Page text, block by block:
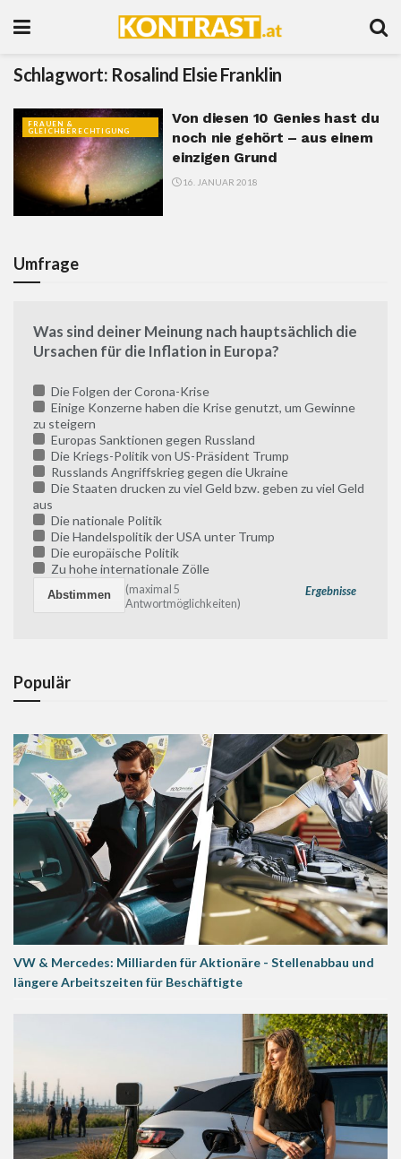
Schlagwort: Rosalind Elsie Franklin
FRAUEN &
GLEICHBERECHTIGUNG
Von diesen 10 Genies hast du
noch nie gehört – aus einem
einzigen Grund
16. JANUAR 2018
Umfrage
Was sind deiner Meinung nach hauptsächlich die
Ursachen für die Inflation in Europa?
Die Folgen der Corona-Krise
Einige Konzerne haben die Krise genutzt, um Gewinne
zu steigern
Europas Sanktionen gegen Russland
Die Kriegs-Politik von US-Präsident Trump
Russlands Angriffskrieg gegen die Ukraine
Die Staaten drucken zu viel Geld bzw. geben zu viel Geld
aus
Die nationale Politik
Die Handelspolitik der USA unter Trump
Die europäische Politik
Zu hohe internationale Zölle
Ergebnisse
(maximal 5
Antwortmöglichkeiten)
Populär
VW & Mercedes: Milliarden für Aktionäre - Stellenabbau und
längere Arbeitszeiten für Beschäftigte